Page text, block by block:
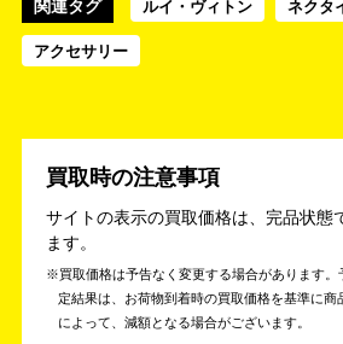
関連タグ ルイ・ヴィトン ネクタ
アクセサリー
買取時の注意事項
サイトの表示の買取価格は、完品状態
ます。
買取価格は予告なく変更する場合があります。
定結果は、お荷物到着時の買取価格を基準に商
によって、減額となる場合がございます。